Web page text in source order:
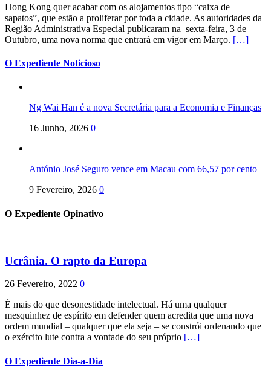
Hong Kong quer acabar com os alojamentos tipo “caixa de
sapatos”, que estão a proliferar por toda a cidade. As autoridades da
Região Administrativa Especial publicaram na sexta-feira, 3 de
Outubro, uma nova norma que entrará em vigor em Março. […]
O Expediente Noticioso
Ng Wai Han é a nova Secretária para a Economia e Finanças
16 Junho, 2026 0
António José Seguro vence em Macau com 66,57 por cento
9 Fevereiro, 2026 0
O Expediente Opinativo
Ucrânia. O rapto da Europa
26 Fevereiro, 2022 0
É mais do que desonestidade intelectual. Há uma qualquer
mesquinhez de espírito em defender quem acredita que uma nova
ordem mundial – qualquer que ela seja – se constrói ordenando que
o exército lute contra a vontade do seu próprio […]
O Expediente Dia-a-Dia